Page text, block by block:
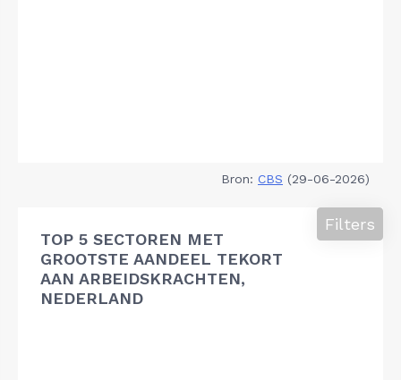
Bron: CBS (29-06-2026)
TOP 5 SECTOREN MET
GROOTSTE AANDEEL TEKORT
AAN ARBEIDSKRACHTEN,
NEDERLAND
Filters